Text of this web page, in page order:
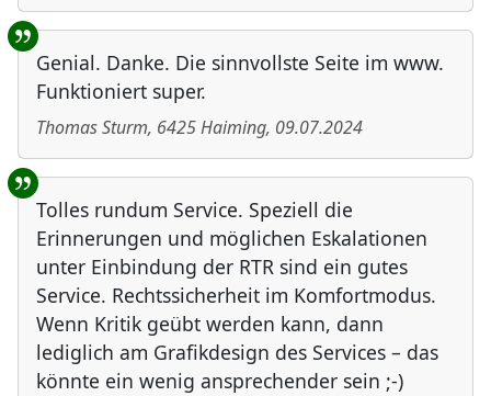
Genial. Danke. Die sinnvollste Seite im www.
Funktioniert super.
Thomas Sturm, 6425Haiming, 09.07.2024
Tolles rundum Service. Speziell die
Erinnerungen und möglichen Eskalationen
unter Einbindung der RTR sind ein gutes
Service. Rechtssicherheit im Komfortmodus.
Wenn Kritik geübt werden kann, dann
lediglich am Grafikdesign des Services – das
könnte ein wenig ansprechender sein ;-)